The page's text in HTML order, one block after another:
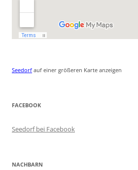
Seedorf auf einer größeren Karte anzeigen
FACEBOOK
Seedorf bei Facebook
NACHBARN